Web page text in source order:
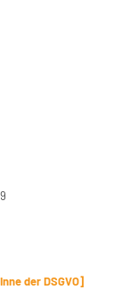
der DSGVO]